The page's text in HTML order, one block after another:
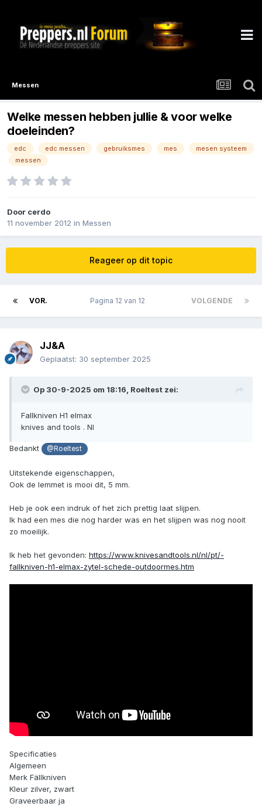
Messen
Welke messen hebben jullie & voor welke
doeleinden?
edc edc messen gebruiksmes mes
mesen systeem
messen
Door cerdo
11 november 2012 in Messen
Reageer op dit topic
VOR. VOLGENDE
Pagina 12 van 12
JJ&A
Geplaatst: 30 september 2025
Op 30-9-2025 om 18:16, Roeltest zei:
Fallkniven H1 elmax
knives and tools . Nl
Bedankt @Roeltest
Uitstekende eigenschappen,
Ook de lemmet is mooi dit, 5 mm.
Heb je ook een indruk of het zich prettig laat slijpen.
Ik had een mes die nog harder was en het slijpen was nog nooit
zo moeilijk.
Ik heb het gevonden: https://www.knivesandtools.nl/nl/pt/-
fallkniven-h1-elmax-zytel-schede-outdoormes.htm
Specificaties
Algemeen
Merk Fällkniven
Kleur zilver, zwart
Graveerbaar ja